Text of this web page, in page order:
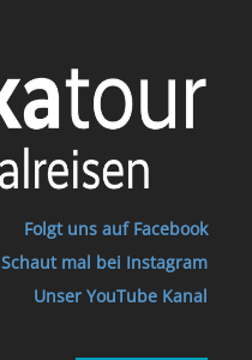
Folgt uns auf Facebook
Schaut mal bei Instagram
Unser YouTube Kanal